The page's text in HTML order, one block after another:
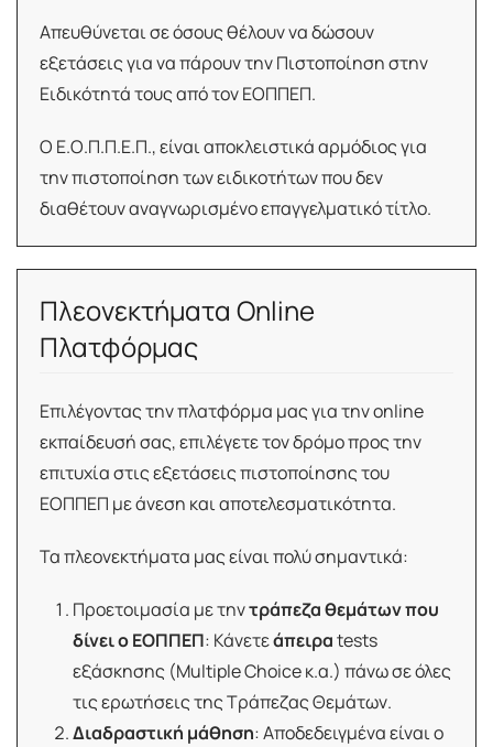
Απευθύνεται σε όσους θέλουν να δώσουν
εξετάσεις για να πάρουν την Πιστοποίηση στην
Ειδικότητά τους από τον ΕΟΠΠΕΠ.
Ο Ε.Ο.Π.Π.Ε.Π., είναι αποκλειστικά αρμόδιος για
την πιστοποίηση των ειδικοτήτων που δεν
διαθέτουν αναγνωρισμένο επαγγελματικό τίτλο.
Πλεονεκτήματα Online
Πλατφόρμας
Επιλέγοντας την πλατφόρμα μας για την online
εκπαίδευσή σας, επιλέγετε τον δρόμο προς την
επιτυχία στις εξετάσεις πιστοποίησης του
ΕΟΠΠΕΠ με άνεση και αποτελεσματικότητα.
Τα πλεονεκτήματα μας είναι πολύ σημαντικά:
Προετοιμασία με τηντράπεζα θεμάτων που
δίνει ο ΕΟΠΠΕΠ: Κάνετεάπειραtests
εξάσκησης (Multiple Choice κ.α.) πάνω σε όλες
τις ερωτήσεις της Τράπεζας Θεμάτων.
Διαδραστική μάθηση: Αποδεδειγμένα είναι ο